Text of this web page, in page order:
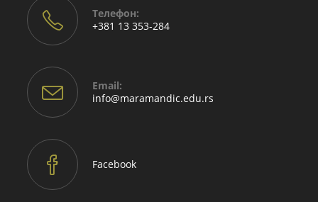
Телефон:
+381 13 353-284
Email:
info@maramandic.edu.rs
Facebook